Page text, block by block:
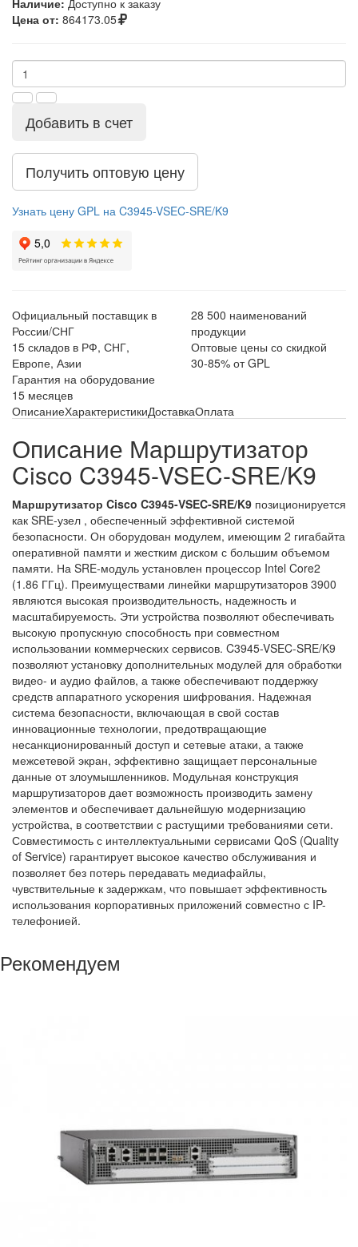
Наличие: Доступно к заказу
Цена от: 864173.05
Добавить в счет
Получить оптовую цену
Узнать цену GPL на C3945-VSEC-SRE/K9
Официальный поставщик в
России/СНГ
28 500 наименований
продукции
15 складов в РФ, СНГ,
Европе, Азии
Оптовые цены со скидкой
30-85% от GPL
Гарантия на оборудование
15 месяцев
ОписаниеХарактеристикиДоставкаОплата
Описание Маршрутизатор
Cisco C3945-VSEC-SRE/K9
Маршрутизатор Cisco C3945-VSEC-SRE/K9 позиционируется
как SRE-узел , обеспеченный эффективной системой
безопасности. Он оборудован модулем, имеющим 2 гигабайта
оперативной памяти и жестким диском с большим объемом
памяти. На SRE-модуль установлен процессор Intel Core2
(1.86 ГГц). Преимуществами линейки маршрутизаторов 3900
являются высокая производительность, надежность и
масштабируемость. Эти устройства позволяют обеспечивать
высокую пропускную способность при совместном
использовании коммерческих сервисов. C3945-VSEC-SRE/K9
позволяют установку дополнительных модулей для обработки
видео- и аудио файлов, а также обеспечивают поддержку
средств аппаратного ускорения шифрования. Надежная
система безопасности, включающая в свой состав
инновационные технологии, предотвращающие
несанкционированный доступ и сетевые атаки, а также
межсетевой экран, эффективно защищает персональные
данные от злоумышленников. Модульная конструкция
маршрутизаторов дает возможность производить замену
элементов и обеспечивает дальнейшую модернизацию
устройства, в соответствии с растущими требованиями сети.
Совместимость с интеллектуальными сервисами QoS (Quality
of Service) гарантирует высокое качество обслуживания и
позволяет без потерь передавать медиафайлы,
чувствительные к задержкам, что повышает эффективность
использования корпоративных приложений совместно с IP-
телефонией.
Рекомендуем